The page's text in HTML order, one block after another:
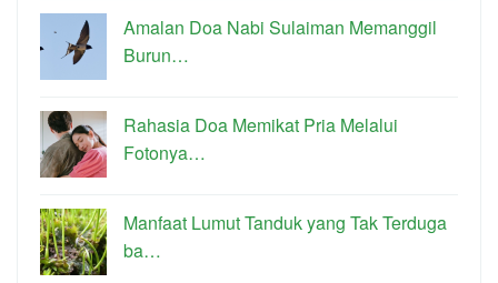
Amalan Doa Nabi Sulaiman Memanggil
Burun…
Rahasia Doa Memikat Pria Melalui
Fotonya…
Manfaat Lumut Tanduk yang Tak Terduga
ba…